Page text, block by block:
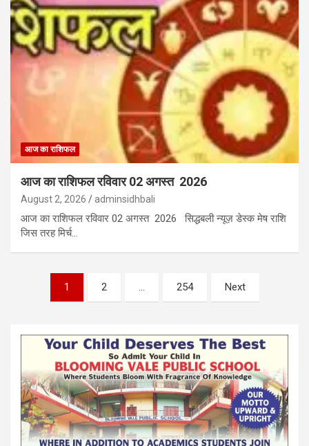
आज का राशिफल
आज का राशिफल रविवार 02 अगस्त 2026
August 2, 2026 adminsidhbali
आज का राशिफल रविवार 02 अगस्त 2026 सिद्धबली न्यूज़ डेस्क मेष राशि
जिस तरह मिर्च…
pagination
1 2 … 254 Next